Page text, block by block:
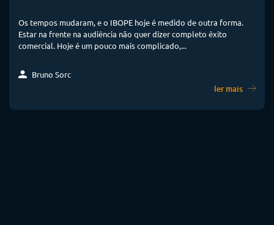
Os tempos mudaram, e o IBOPE hoje é medido de outra forma.
Estar na frente na audiência não quer dizer completo êxito
comercial. Hoje é um pouco mais complicado,...
Bruno Sorc
ler mais